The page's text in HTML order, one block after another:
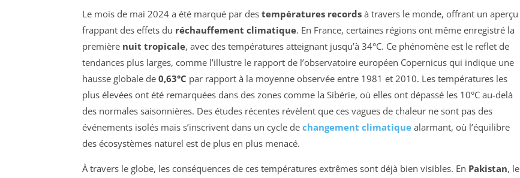
Le mois de mai 2024 a été marqué par des températures records à travers le monde, offrant un aperçu
frappant des effets du réchauffement climatique. En France, certaines régions ont même enregistré la
première nuit tropicale, avec des températures atteignant jusqu’à 34°C. Ce phénomène est le reflet de
tendances plus larges, comme l’illustre le rapport de l’observatoire européen Copernicus qui indique une
hausse globale de 0,63°C par rapport à la moyenne observée entre 1981 et 2010. Les températures les
plus élevées ont été remarquées dans des zones comme la Sibérie, où elles ont dépassé les 10°C au-delà
des normales saisonnières. Des études récentes révèlent que ces vagues de chaleur ne sont pas des
événements isolés mais s’inscrivent dans un cycle de changement climatique alarmant, où l’équilibre
des écosystèmes naturel est de plus en plus menacé.
À travers le globe, les conséquences de ces températures extrêmes sont déjà bien visibles. En Pakistan, le